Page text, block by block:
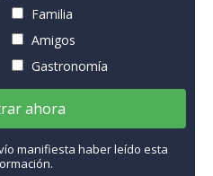
Familia
Amigos
Gastronomía
ahora
manifiesta haber leído esta